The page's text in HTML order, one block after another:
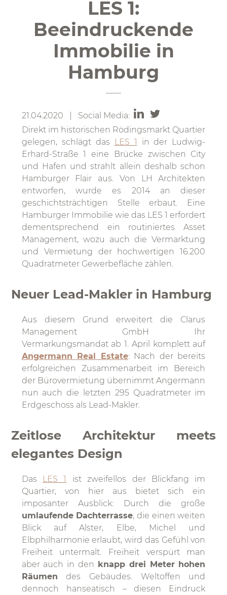
LES 1:
Beeindruckende
Immobilie in
Hamburg
21.04.2020 | Social Media:
Direkt im historischen Rödingsmarkt Quartier
gelegen, schlägt das
LES 1 in der Ludwig-
Erhard-Straße 1 eine Brücke zwischen City
und Hafen und strahlt allein deshalb schon
Hamburger Flair aus. Von LH Architekten
entworfen, wurde es 2014 an dieser
geschichtsträchtigen Stelle erbaut. Eine
Hamburger Immobilie wie das LES 1 erfordert
dementsprechend ein routiniertes Asset
Management, wozu auch die Vermarktung
und Vermietung der hochwertigen 16.200
Quadratmeter Gewerbefläche zählen.
Neuer Lead-Makler in Hamburg
Aus diesem Grund erweitert die Clarus
Management GmbH Ihr
Vermarkungsmandat ab 1. April komplett auf
Angermann Real Estate: Nach der bereits
erfolgreichen Zusammenarbeit im Bereich
der Bürovermietung übernimmt Angermann
nun auch die letzten 295 Quadratmeter im
Erdgeschoss als Lead-Makler.
Zeitlose Architektur meets
elegantes Design
Das LES 1
ist zweifellos der Blickfang im
Quartier, von hier aus bietet sich ein
imposanter Ausblick: Durch die große
umlaufende Dachterrasse, die einen weiten
Blick auf Alster, Elbe, Michel und
Elbphilharmonie erlaubt, wird das Gefühl von
Freiheit untermalt. Freiheit verspürt man
aber auch in den knapp drei Meter hohen
Räumen des Gebäudes. Weltoffen und
dennoch hanseatisch – diesen Eindruck